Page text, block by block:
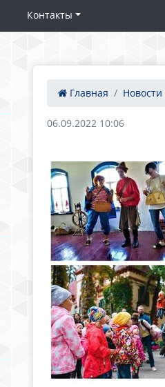
Контакты
Главная Новости
06.09.2022 10:06